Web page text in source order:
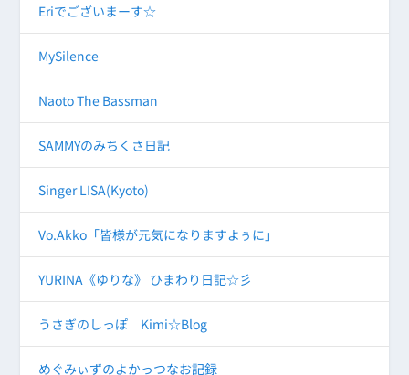
Eriでございまーす☆
MySilence
Naoto The Bassman
SAMMYのみちくさ日記
Singer LISA(Kyoto)
Vo.Akko「皆様が元気になりますよぅに」
YURINA《ゆりな》 ひまわり日記☆彡
うさぎのしっぽ Kimi☆Blog
めぐみぃずのよかっつなお記録